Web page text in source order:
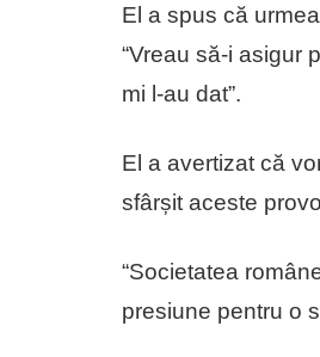
El a spus că
“Vreau să-i asigur
mi l-au dat”.
El a avertizat că
sfârșit aceste
“Societatea
presiune pentru o